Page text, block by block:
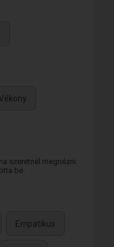
Vékony
szeretnél megnézni
be.
Empatikus